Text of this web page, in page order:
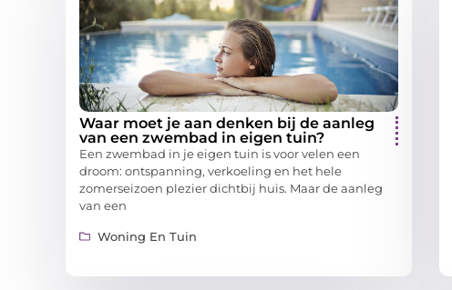
Waar moet je aan denken bij de aanleg
van een zwembad in eigen tuin?
Een zwembad in je eigen tuin is voor velen een
droom: ontspanning, verkoeling en het hele
zomerseizoen plezier dichtbij huis. Maar de aanleg
van een
Woning En Tuin